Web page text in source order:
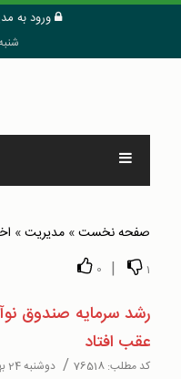
ورود به
شنبه 17 مرداد
صفحه نخست» مدیریت»
1
|
0
رشد سرمایه صندوق
عقب افتاد
کد مطلب: 76518
/ دوشنبه 24 بهمن 1401